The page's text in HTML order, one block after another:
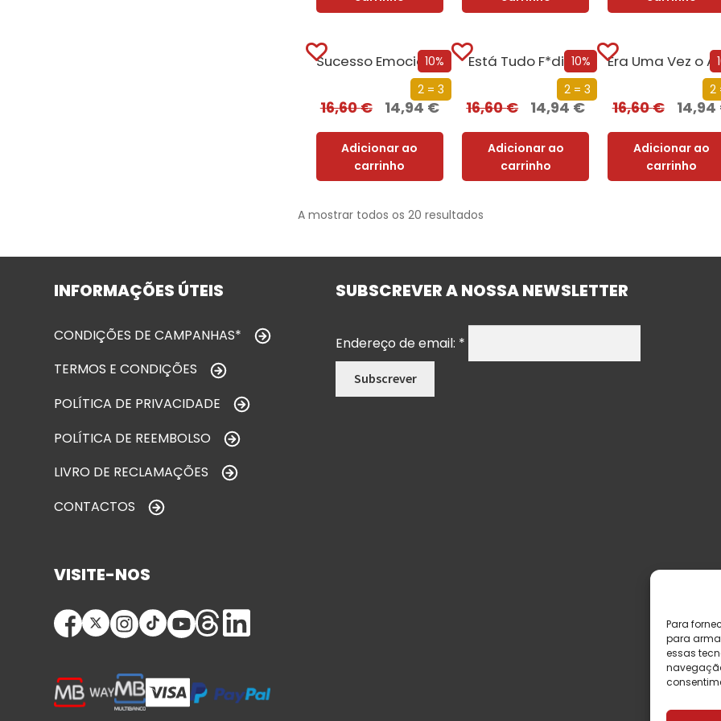
Para
para
essas
10%
2 = 3
Sucesso Emocional
16,60€ 14,94€
Adicionar ao
carrinho
10%
2 = 3
Está Tudo F*dido
16,60€ 14,94€
Adicionar ao
carrinho
2
Era
16,60€ 14,94
Adicionar ao
carrinho
A mostrar todos os 20 resultados
INFORMAÇÕES ÚTEIS
CONDIÇÕES DE CAMPANHAS*
TERMOS E CONDIÇÕES
POLÍTICA DE PRIVACIDADE
POLÍTICA DE REEMBOLSO
LIVRO DE RECLAMAÇÕES
CONTACTOS
SUBSCREVER A NOSSA NEWSLETTER
Endereço de email: *
VISITE-NOS